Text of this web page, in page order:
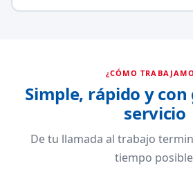
¿CÓMO
Simple, rápido y
servicio
De tu llamada al trabajo
tiempo